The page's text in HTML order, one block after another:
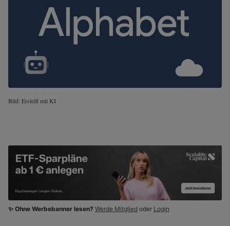
Bild: Erstellt mit KI
✨ Ohne Werbebanner lesen? Werde Mitglied oder Login